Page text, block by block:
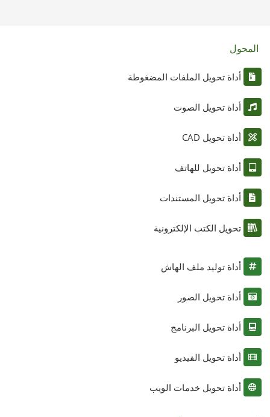
المحول
أداة تحويل الملفات المضغوطة
أداة تحويل الصوت
أداة تحويل CAD
أداة تحويل للهاتف
أداة تحويل المستندات
تحويل الكتب الإلكترونية
أداة توليد ملف الهاش
أداة تحويل الصور
أداة تحويل البرنامج
أداة تحويل الفيديو
أداة تحويل خدمات الويب